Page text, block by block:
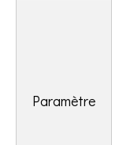
Paramètre